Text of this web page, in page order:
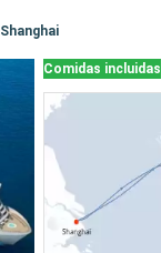
Comidas incluidas